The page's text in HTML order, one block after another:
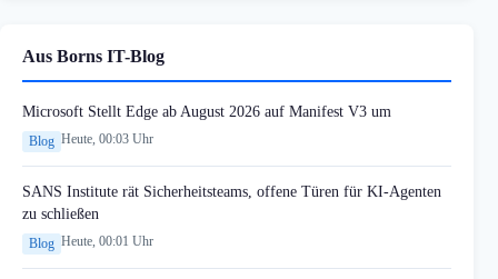
Aus Borns IT-Blog
Microsoft Stellt Edge ab August 2026 auf Manifest V3 um
Blog Heute, 00:03 Uhr
SANS Institute rät Sicherheitsteams, offene Türen für KI-Agenten
zu schließen
Blog Heute, 00:01 Uhr